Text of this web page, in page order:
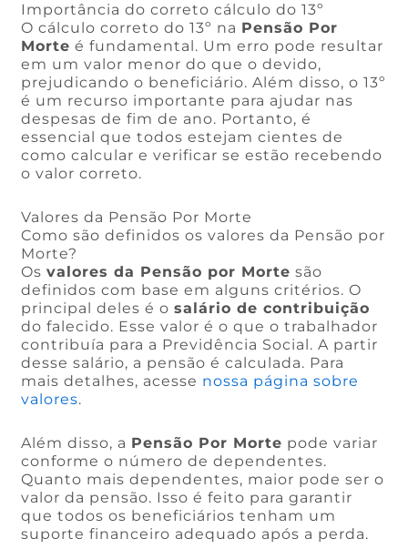
Importância do correto cálculo do 13º
O cálculo correto do 13º na Pensão Por
Morte é fundamental. Um erro pode resultar
em um valor menor do que o devido,
prejudicando o beneficiário. Além disso, o 13º
é um recurso importante para ajudar nas
despesas de fim de ano. Portanto, é
essencial que todos estejam cientes de
como calcular e verificar se estão recebendo
o valor correto.
Valores da Pensão Por Morte
Como são definidos os valores da Pensão por
Morte?
Osvalores da Pensão por Morte são
definidos com base em alguns critérios. O
principal deles é osalário de contribuição
do falecido. Esse valor é o que o trabalhador
contribuía para a Previdência Social. A partir
desse salário, a pensão é calculada. Para
mais detalhes, acesse nossa página sobre
valores.
Além disso, a Pensão Por Morte pode variar
conforme o número de dependentes.
Quanto mais dependentes, maior pode ser o
valor da pensão. Isso é feito para garantir
que todos os beneficiários tenham um
suporte financeiro adequado após a perda.